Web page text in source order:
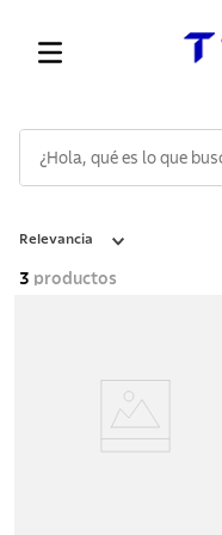
Relevancia
3 productos
1.
cuchillos
2 .
cubiertos
lavaplatos